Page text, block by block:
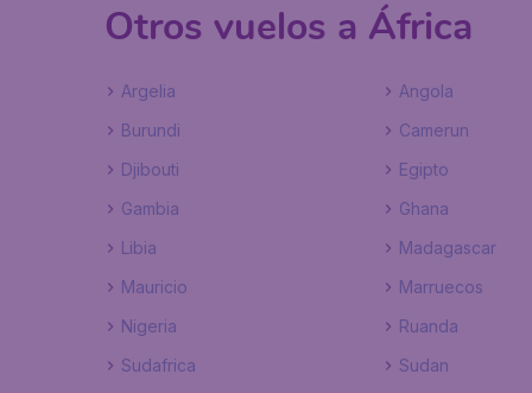
Otros vuelos a África
Argelia Angola
Burundi
Camerun
Djibouti
Egipto
Gambia
Ghana
Libia
Madagascar
Mauricio
Marruecos
Nigeria
Ruanda
Sudafrica
Sudan